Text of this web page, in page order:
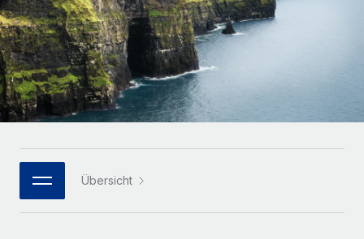
INFRASTRUKTUR
Remote Embedded
Nahtlose Integration der HR in bestehende Abläufe
Plattform
Integrierte HR-Kernfunktionen für dein Team
MCP
Integrationen
Mittelstand
Maßgeschneiderte HR-Lösungen, um Teams zu
vergrößern
Enterprise
Globale HR für Konzerne und Großunternehmen
PARTNER WERDEN
Flexible Einbettung von Global-HR-Funktionen in deine
LERNEN MIT REMOTE
Forschung und Leitfäden
Fallstudien
HR-Glossar
Bibliothek für Stellenbeschreibungen
Webinare
Español
Italiano
Português (Portugal)
한국어 Übersicht